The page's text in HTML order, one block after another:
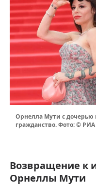
Орнелла Мути с дочерью
гражданство. Фото: ©
Возвращение к
Орнеллы Мути